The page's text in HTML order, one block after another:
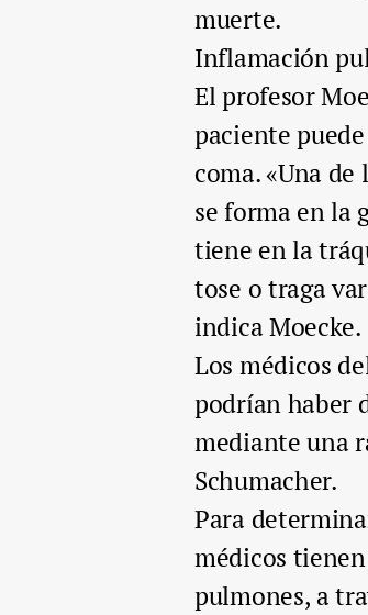
muerte.
Inflamación
El profesor
paciente
coma. «Una
se forma en la
tiene en la
tose o traga
indica Moecke.
Los médicos
podrían haber
mediante una
Schumacher.
Para
médicos
pulmones, a